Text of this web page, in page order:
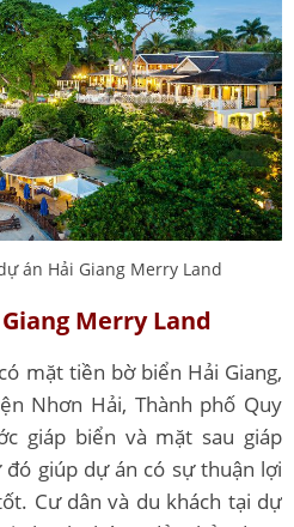
án Hải Giang Merry Land
Merry Land
có mặt tiền bờ biển Hải Giang,
Nhơn Hải, Thành phố Quy
giáp biển và mặt sau giáp
giúp dự án có sự thuận lợi
Cư dân và du khách tại dự